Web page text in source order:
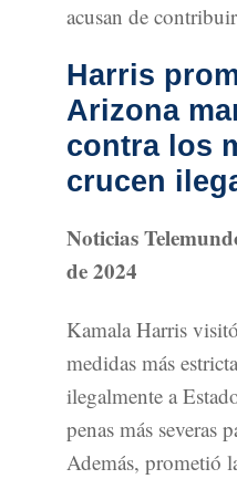
acusan de
Harris
Arizona
contra los
crucen
Noticias
de 2024
Kamala Harris
medidas más
ilegalmente a
penas más severas
Además, prometió